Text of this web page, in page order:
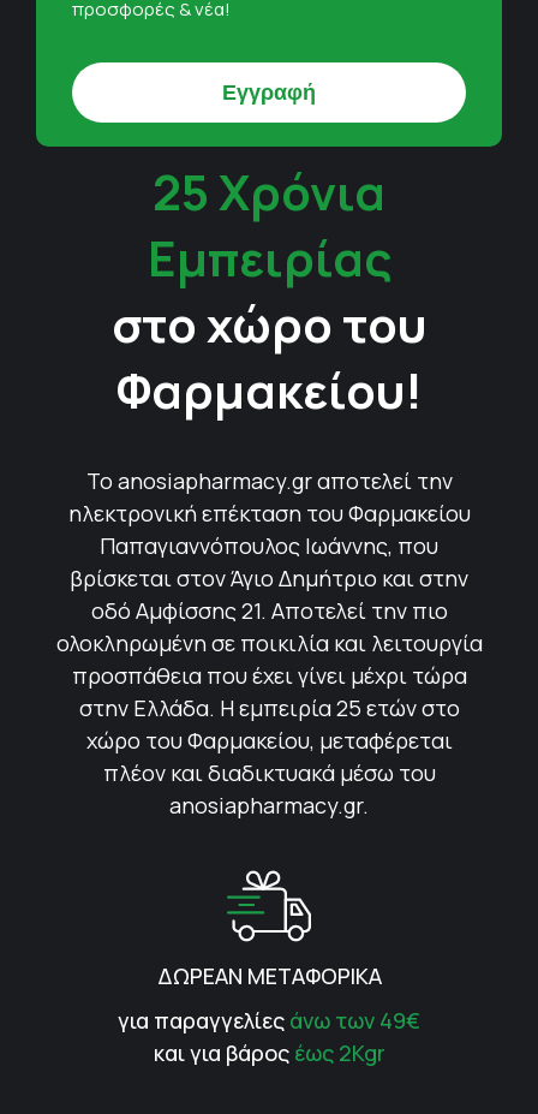
προσφορές & νέα!
25 Χρόνια
Εμπειρίας
στο χώρο του
Φαρμακείου!
Το anosiapharmacy.gr αποτελεί την
ηλεκτρονική επέκταση του Φαρμακείου
Παπαγιαννόπουλος Ιωάννης, που
βρίσκεται στον Άγιο Δημήτριο και στην
οδό Αμφίσσης 21. Αποτελεί την πιο
ολοκληρωμένη σε ποικιλία και λειτουργία
προσπάθεια που έχει γίνει μέχρι τώρα
στην Ελλάδα. Η εμπειρία 25 ετών στο
χώρο του Φαρμακείου, μεταφέρεται
πλέον και διαδικτυακά μέσω του
anosiapharmacy.gr.
ΔΩΡΕΑΝ ΜΕΤΑΦΟΡΙΚΑ
για παραγγελίες άνω των 49€
και για βάρος έως 2Kgr